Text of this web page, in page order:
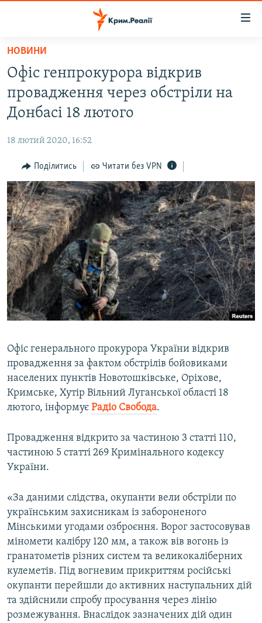
Перейти
основного
матеріалу
Перейти
до
основної
Перейти
до
пошуку
НОВИНИ
ВОДА.КРИМ
ВІДЕО ТА ФОТО
БЛОГИ
ПОГЛЯД
ІНТЕРВ'Ю
ВСЕ ЗА ДЕНЬ
СПЕЦПРОЕКТИ
ДЕПОРТАЦІЯ
ВІДЕОУРОКИ «ELIFBE»
СВІДЧЕННЯ ОКУПАЦІЇ
УКРАЇНСЬКА ПРОБЛЕМА КРИМУ
ЯК ОБІЙТИ БЛОКУВАННЯ
Русский
Qırımtatar
Усі сайти RFE/RL
НОВИНИ
Офіс генпрокурора відкрив
провадження через обстріли на
Донбасі 18 лютого
18 лютий 2020, 16:52
Поділитись Читати без VPN
Офіс генерального прокурора України відкрив
провадження за фактом обстрілів бойовиками
населених пунктів Новотошківське, Оріхове,
Кримське, Хутір Вільний Луганської області 18
лютого, інформує Радіо Свобода.
Провадження відкрито за частиною 3 статті 110,
частиною 5 статті 269 Кримінального кодексу
України.
«За даними слідства, окупанти вели обстріли по
українським захисникам із забороненого
Мінськими угодами озброєння. Ворог застосовував
міномети калібру 120 мм, а також вів вогонь із
гранатометів різних систем та великокаліберних
кулеметів. Під вогневим прикриттям російські
окупанти перейшли до активних наступальних дій
та здійснили спробу просування через лінію
розмежування. Внаслідок зазначених дій один